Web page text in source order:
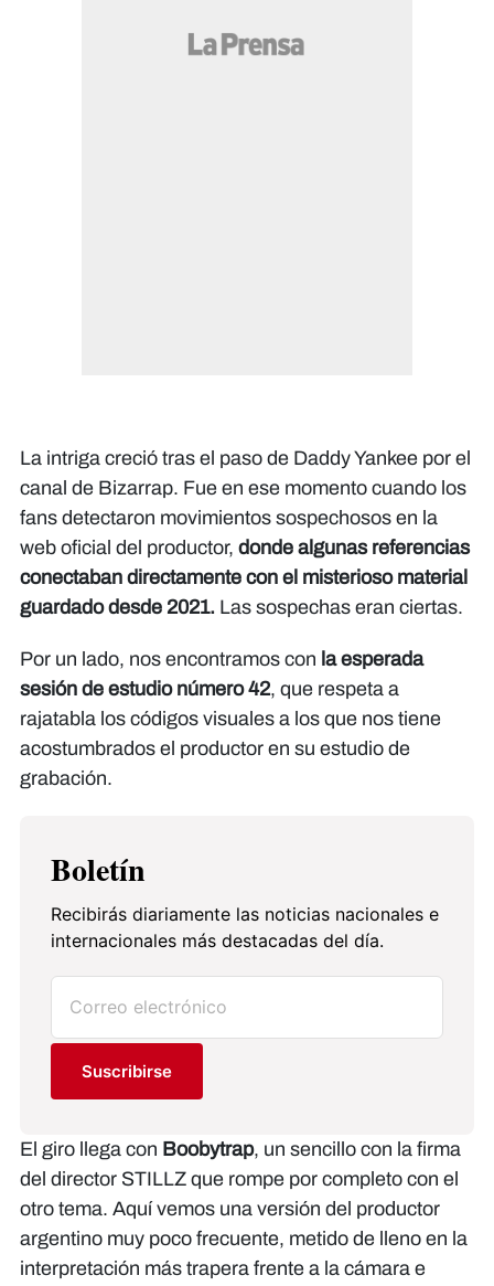
La intriga creció tras el paso de Daddy Yankee por el
canal de Bizarrap. Fue en ese momento cuando los
fans detectaron movimientos sospechosos en la
web oficial del productor, donde algunas referencias
conectaban directamente con el misterioso material
guardado desde 2021. Las sospechas eran ciertas.
Por un lado, nos encontramos con la esperada
sesión de estudio número 42, que respeta a
rajatabla los códigos visuales a los que nos tiene
acostumbrados el productor en su estudio de
grabación.
Boletín
Recibirás diariamente las noticias nacionales e
internacionales más destacadas del día.
Suscribirse
El giro llega con Boobytrap, un sencillo con la firma
del director STILLZ que rompe por completo con el
otro tema. Aquí vemos una versión del productor
argentino muy poco frecuente, metido de lleno en la
interpretación más trapera frente a la cámara e